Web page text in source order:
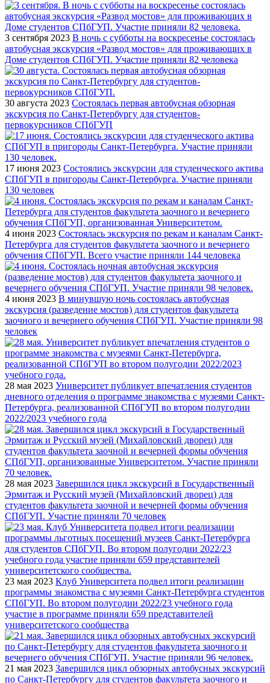
3 сентября 2023 В ночь с субботы на воскресенье состоялась
автобусная экскурсия «Развод мостов» для проживающих в
Доме студентов СПбГУП. Участие приняли 82 человека
30 августа 2023 Состоялась первая автобусная обзорная
экскурсия по Санкт-Петербургу для студентов-
первокурсников СПбГУП
17 июня 2023 Состоялись экскурсии для студенческого актива
СПбГУП в пригороды Санкт-Петербурга. Участие приняли
130 человек
4 июня 2023 Состоялась экскурсия по рекам и каналам Санкт-
Петербурга для студентов факультета заочного и вечернего
обучения СПбГУП. Всего участие приняли 144 человека
4 июня 2023 В минувшую ночь состоялась автобусная
экскурсия (разведение мостов) для студентов факультета
заочного и вечернего обучения СПбГУП. Участие приняли 98
человек
28 мая 2023 Университет публикует впечатления студентов
дневного отделения о программе знакомства с музеями Санкт-
Петербурга, реализованной СПбГУП во втором полугодии
2022/2023 учебного года
28 мая 2023 Завершился цикл экскурсий в Государственный
Эрмитаж и Русский музей (Михайловский дворец) для
студентов факультета заочной и вечерней формы обучения
СПбГУП. Участие приняли 70 человек
23 мая 2023 Клуб Университета подвел итоги реализации
программы знакомства с музеями Санкт-Петербурга студентов
СПбГУП. Во втором полугодии 2022/23 учебного года
участие в программе приняли 659 представителей
университетского сообщества
21 мая 2023 Завершился цикл обзорных автобусных экскурсий
по Санкт-Петербургу для студентов факультета заочного и